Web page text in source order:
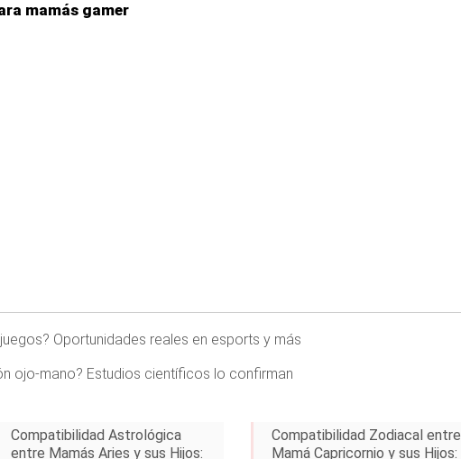
mamás gamer
Oportunidades reales en esports y más
ojo-mano? Estudios científicos lo confirman
Compatibilidad Astrológica
entre Mamás Aries y sus Hijos:
Compatibilidad Zodiacal entre
Mamá Capricornio y sus Hijos: